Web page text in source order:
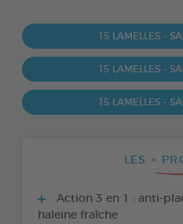
15 LAMELLES -
15 LAMELLES -
15 LAMELLES -
LES +
Action 3 en 1 : anti-
haleine fraîche